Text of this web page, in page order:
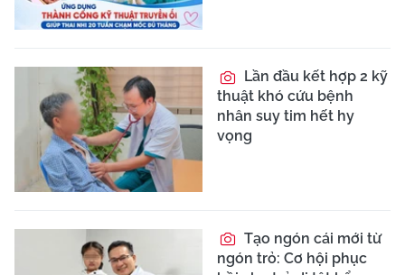
Lần đầu kết hợp 2 kỹ
thuật khó cứu bệnh
nhân suy tim hết hy
vọng
Tạo ngón cái mới từ
ngón trỏ: Cơ hội phục